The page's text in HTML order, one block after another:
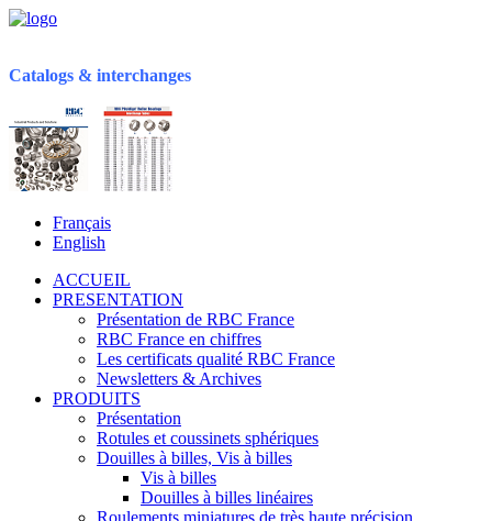
Catalogs & interchanges
Français
English
ACCUEIL
PRESENTATION
Présentation de RBC France
RBC France en chiffres
Les certificats qualité RBC France
Newsletters & Archives
PRODUITS
Présentation
Rotules et coussinets sphériques
Douilles à billes, Vis à billes
Vis à billes
Douilles à billes linéaires
Roulements miniatures de très haute précision